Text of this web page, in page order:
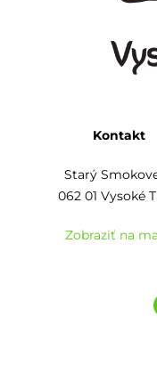
Kontakt
Starý
062 01 Vysoké
Zobraziť na